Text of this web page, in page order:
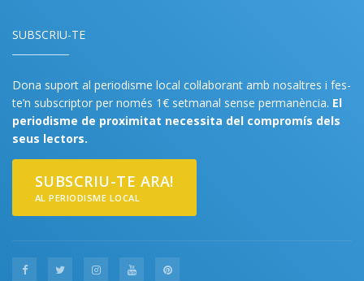
SUBSCRIU-TE
Dona suport al periodisme local col·laborant amb nosaltres i fes-
te’n subscriptor per només 1€ setmanal sense permanència. El
periodisme de proximitat necessita del compromís dels
seus lectors.
SUBSCRIU-TE ARA!
AL PERIODISME LOCAL